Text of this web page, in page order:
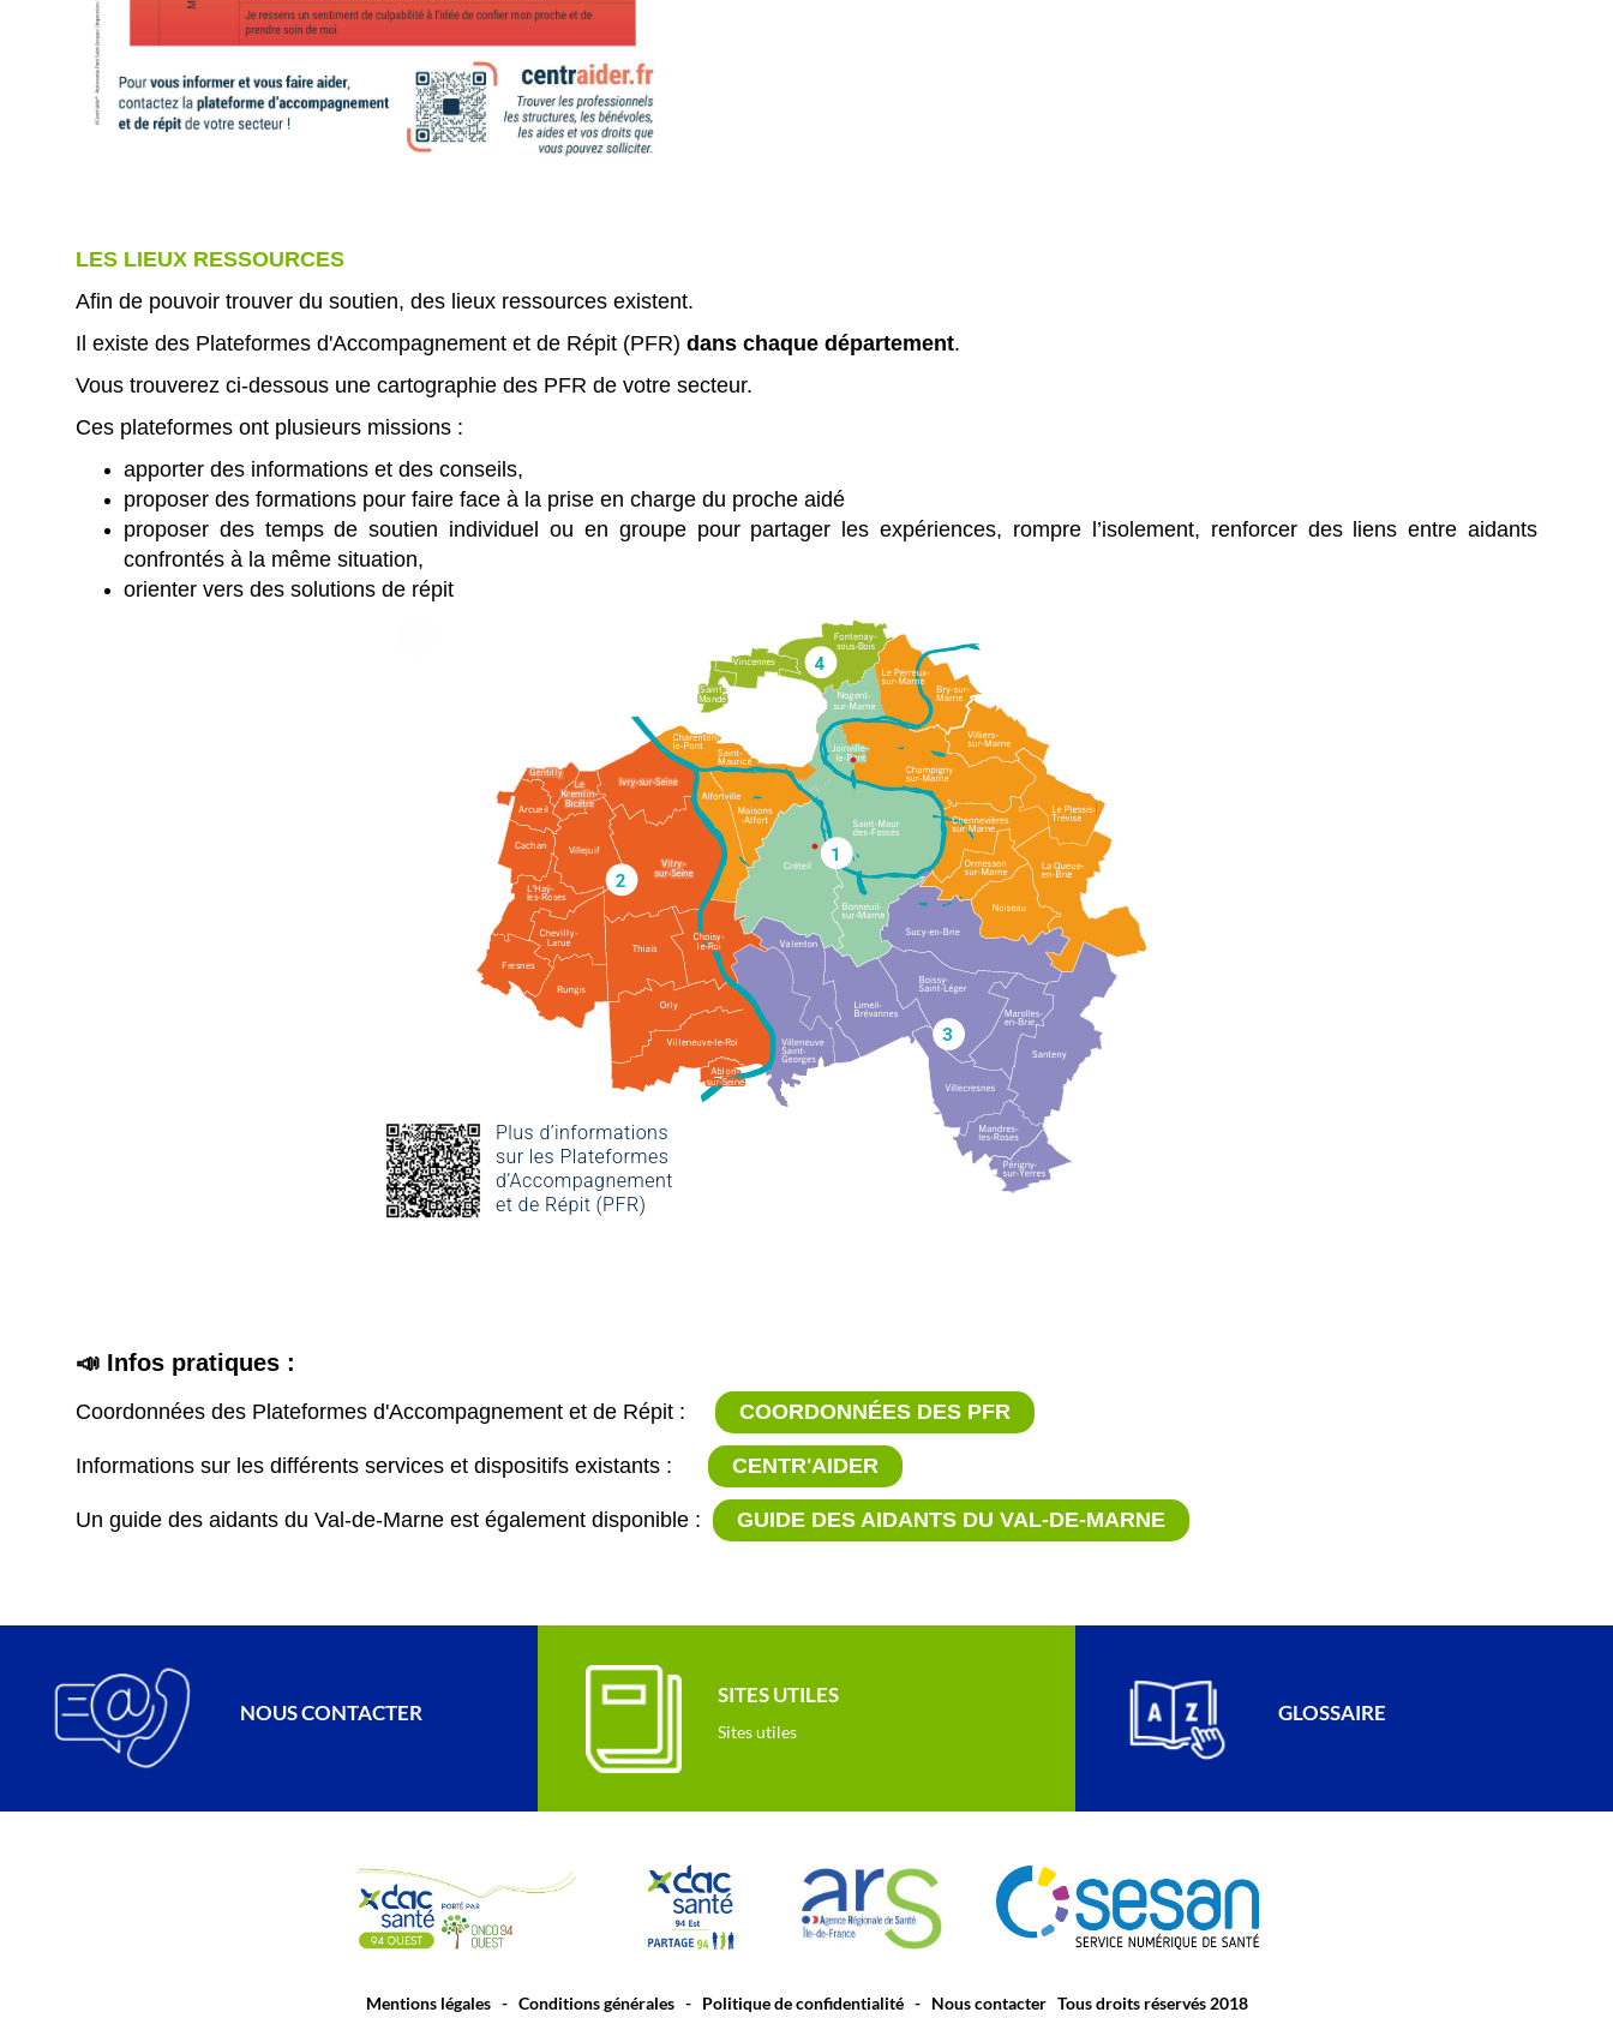
LES LIEUX RESSOURCES
Afin de pouvoir trouver du soutien, des lieux ressources existent.
Il existe des Plateformes d'Accompagnement et de Répit (PFR) dans chaque département.
Vous trouverez ci-dessous une cartographie des PFR de votre secteur.
Ces plateformes ont plusieurs missions :
apporter des informations et des conseils,
proposer des formations pour faire face à la prise en charge du proche aidé
proposer des temps de soutien individuel ou en groupe pour partager les expériences, rompre l’isolement, renforcer des liens entre aidants
confrontés à la même situation,
orienter vers des solutions de répit
📣Infos pratiques :
Coordonnées des Plateformes d'Accompagnement et de Répit : COORDONNÉES DES PFR
Informations sur les différents services et dispositifs existants : CENTR'AIDER
Un guide des aidants du Val-de-Marne est également disponible : GUIDE DES AIDANTS DU VAL-DE-MARNE
NOUS CONTACTER
SITES UTILES
Sites utiles
GLOSSAIRE
Mentions légales - Conditions générales- Politique de confidentialité- Nous contacterTous droits réservés 2018